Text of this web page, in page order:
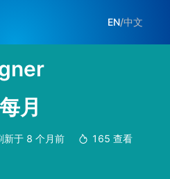
EN/中文
月
新于 8 个月前 165 查看